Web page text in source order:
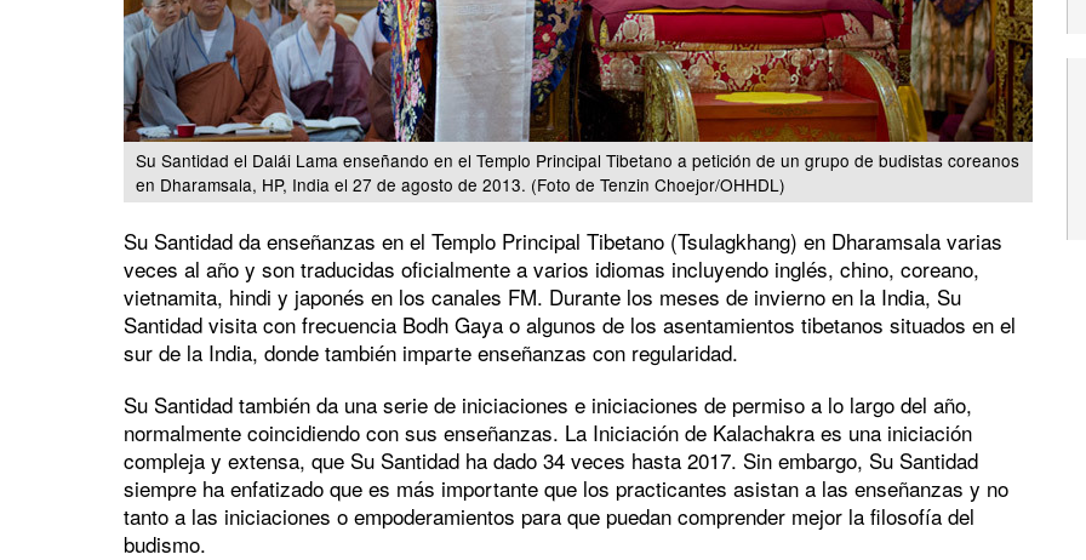
Su Santidad el Dalái Lama enseñando en el Templo Principal Tibetano a petición de un grupo de budistas coreanos
en Dharamsala, HP, India el 27 de agosto de 2013. (Foto de Tenzin Choejor/OHHDL)
Su Santidad da enseñanzas en el Templo Principal Tibetano (Tsulagkhang) en Dharamsala varias
veces al año y son traducidas oficialmente a varios idiomas incluyendo inglés, chino, coreano,
vietnamita, hindi y japonés en los canales FM. Durante los meses de invierno en la India, Su
Santidad visita con frecuencia Bodh Gaya o algunos de los asentamientos tibetanos situados en el
sur de la India, donde también imparte enseñanzas con regularidad.
Su Santidad también da una serie de iniciaciones e iniciaciones de permiso a lo largo del año,
normalmente coincidiendo con sus enseñanzas. La Iniciación de Kalachakra es una iniciación
compleja y extensa, que Su Santidad ha dado 34 veces hasta 2017. Sin embargo, Su Santidad
siempre ha enfatizado que es más importante que los practicantes asistan a las enseñanzas y no
tanto a las iniciaciones o empoderamientos para que puedan comprender mejor la filosofía del
budismo.